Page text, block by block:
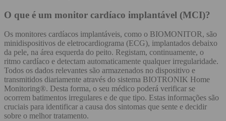
O que é um monitor cardíaco implantável (MCI)?
Os monitores cardíacos implantáveis, como o BIOMONITOR, são
minidispositivos de eletrocardiograma (ECG), implantados debaixo
da pele, na área esquerda do peito. Registam, continuamente, o
ritmo cardíaco e detectam automaticamente qualquer irregularidade.
Todos os dados relevantes são armazenados no dispositivo e
transmitidos diariamente através do sistema BIOTRONIK Home
Monitoring®. Desta forma, o seu médico poderá verificar se
ocorrem batimentos irregulares e de que tipo. Estas informações são
cruciais para identificar a causa dos sintomas que sente e decidir
sobre o melhor tratamento.